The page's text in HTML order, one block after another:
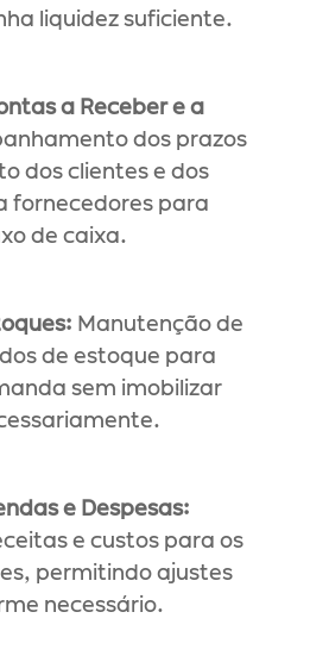
liquidez suficiente.
a Receber e a
dos prazos
dos clientes e dos
fornecedores para
de caixa.
Manutenção de
de estoque para
sem imobilizar
e Despesas:
e custos para os
permitindo ajustes
necessário.